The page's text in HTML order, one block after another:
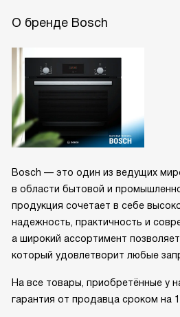
О бренде Bosch
Bosch — это один из ведущих
в области бытовой и
продукция сочетает в себе
надежность, практичность и
а широкий ассортимент
который удовлетворит любые
На все товары, приобретённые у
гарантия от продавца сроком на 1